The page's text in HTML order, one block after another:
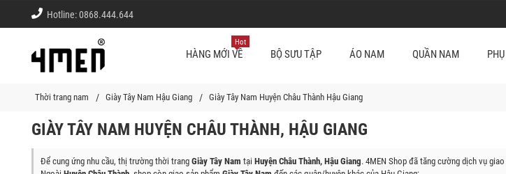
Hotline:0868.444.644
HÀNG MỚI VỀ
Hot
BỘ SƯU TẬP ÁO NAM QUẦN NAM
Thời trang nam Giày Tây Nam Hậu Giang Giày Tây Nam Huyện Châu Thành Hậu Giang
GIÀY TÂY NAM HUYỆN CHÂU THÀNH, HẬU GIANG
Để cung ứng nhu cầu, thị trường thời trang Giày Tây Nam tại Huyện Châu Thành, Hậu Giang. 4MEN Shop đã tăng cường dịch vụ